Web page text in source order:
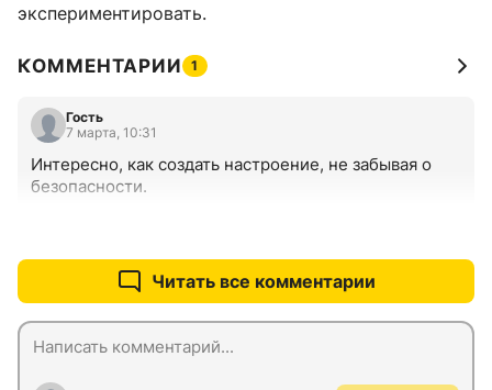
экспериментировать.
КОММЕНТАРИИ 1
Гость
7 марта, 10:31
Интересно, как создать настроение, не забывая о
безопасности.
Читать все комментарии